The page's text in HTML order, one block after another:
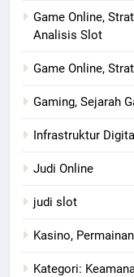
Game Online,
Analisis Slot
Game Online,
Gaming, Sejarah
Infrastruktur
Judi Online
judi slot
Kasino,
Kategori: